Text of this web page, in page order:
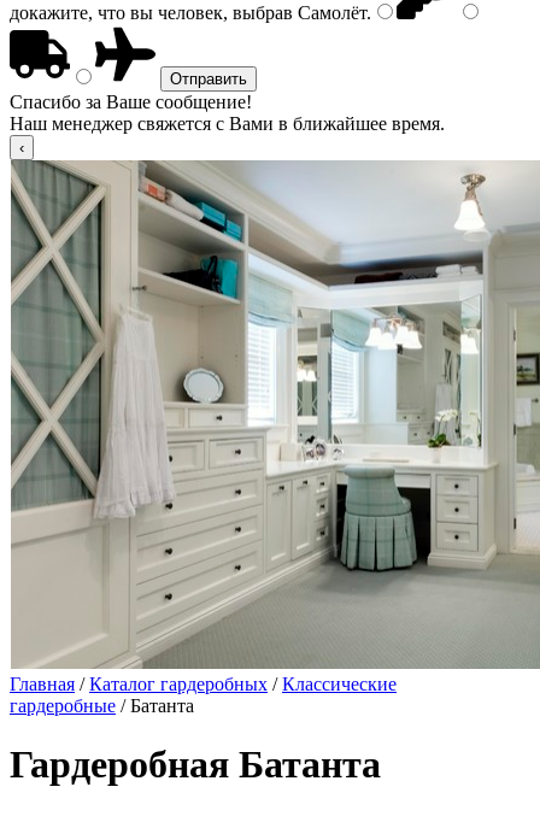
докажите, что вы человек, выбрав Самолёт.
Спасибо за Ваше сообщение!
Наш менеджер свяжется с Вами в ближайшее время.
Главная /Каталог гардеробных /Классические
гардеробные / Батанта
Гардеробная Батанта